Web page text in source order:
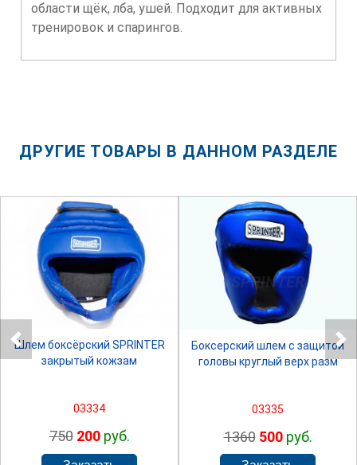
области щёк, лба, ушей. Подходит для активных
тренировок и спарингов.
ДРУГИЕ ТОВАРЫ В ДАННОМ РАЗДЕЛЕ
SPRINTER
Шлем боксёрский SPRINTER
закрытый кожзам
03334
750 200руб.
SPRINTER
Боксерский шлем с защитой
головы круглый верх разм
03335
1360 500руб.